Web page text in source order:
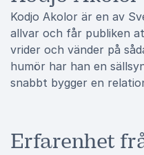
Kodjo Akolor är en av
allvar och får publiken
vrider och vänder på
humör har han en
snabbt bygger en
Erfarenhet